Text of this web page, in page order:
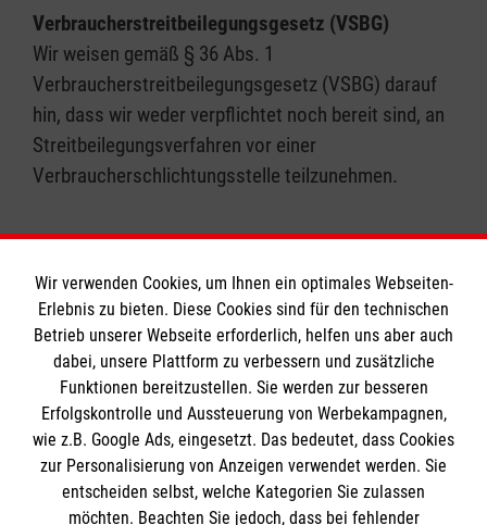
Verbraucherstreitbeilegungsgesetz (VSBG)
Wir weisen gemäß § 36 Abs. 1
Verbraucherstreitbeilegungsgesetz (VSBG) darauf
hin, dass wir weder verpflichtet noch bereit sind, an
Streitbeilegungsverfahren vor einer
Verbraucherschlichtungsstelle teilzunehmen.
Informationen
Impressum
Datenschutz
Kontakt
Barrierefreiheit
Die Malteser
Wir verwenden Cookies, um Ihnen ein optimales Webseiten-
Erlebnis zu bieten. Diese Cookies sind für den technischen
Betrieb unserer Webseite erforderlich, helfen uns aber auch
dabei, unsere Plattform zu verbessern und zusätzliche
Funktionen bereitzustellen. Sie werden zur besseren
Erfolgskontrolle und Aussteuerung von Werbekampagnen,
wie z.B. Google Ads, eingesetzt. Das bedeutet, dass Cookies
zur Personalisierung von Anzeigen verwendet werden. Sie
entscheiden selbst, welche Kategorien Sie zulassen
möchten. Beachten Sie jedoch, dass bei fehlender